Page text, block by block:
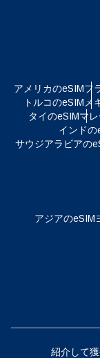
アメリカのeSIMフ
トルコのeSIM メ
タイのeSIMマ
インドの
サウジアラビアの
アジアのeSIM
紹介して